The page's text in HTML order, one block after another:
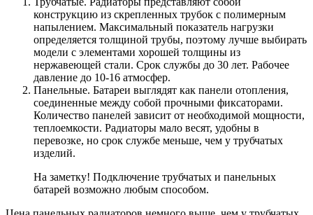
конструкцию из скрепленных трубок с полимерным
напылением. Максимальный показатель нагрузки
определяется толщиной трубы, поэтому лучше выбирать
модели с элементами хорошей толщины из
нержавеющей стали. Срок службы до 30 лет. Рабочее
давление до 10-16 атмосфер.
Панельные. Батареи выглядят как панели отопления,
соединенные между собой прочными фиксаторами.
Количество панелей зависит от необходимой мощности,
теплоемкости. Радиаторы мало весят, удобны в
перевозке, но срок службе меньше, чем у трубчатых
изделий.
На заметку! Подключение трубчатых и панельных
батарей возможно любым способом.